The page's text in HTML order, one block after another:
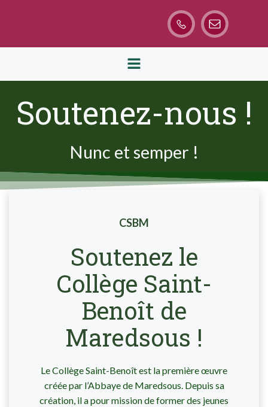
Soutenez-nous !
Nunc et semper !
CSBM
Soutenez le
Collège Saint-
Benoît de
Maredsous !
Le Collège Saint-Benoît est la première œuvre
créée par l’Abbaye de Maredsous. Depuis sa
création, il a pour mission de former des jeunes